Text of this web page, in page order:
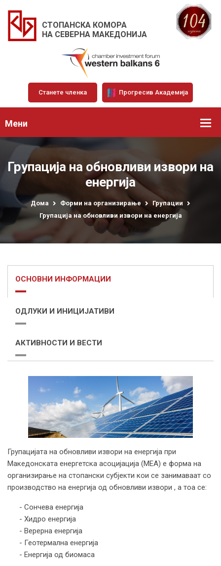
СТОПАНСКА КОМОРА
НА СЕВЕРНА МАКЕДОНИЈА
Станете членка Прогресив Академија
Мени
Групација на обновливи извори на
енергија
Дома Форми на организирање
Групации
Групација на обновливи извори на енергија
ОСНОВНИ ИНФОРМАЦИИ
ОДЛУКИ И ИНИЦИЈАТИВИ
АКТИВНОСТИ И ВЕСТИ
Групацијата на обновливи извори на енергија при
Македонската енергетска асоцијација (МЕА) е форма на
организирање на стопански субјекти кои се занимаваат со
производство на енергија од обновливи извори , а тоа се:
- Сончева енергија
- Хидро енергија
- Верерна енергија
- Геотермална енергија
- Енергија од биомаса